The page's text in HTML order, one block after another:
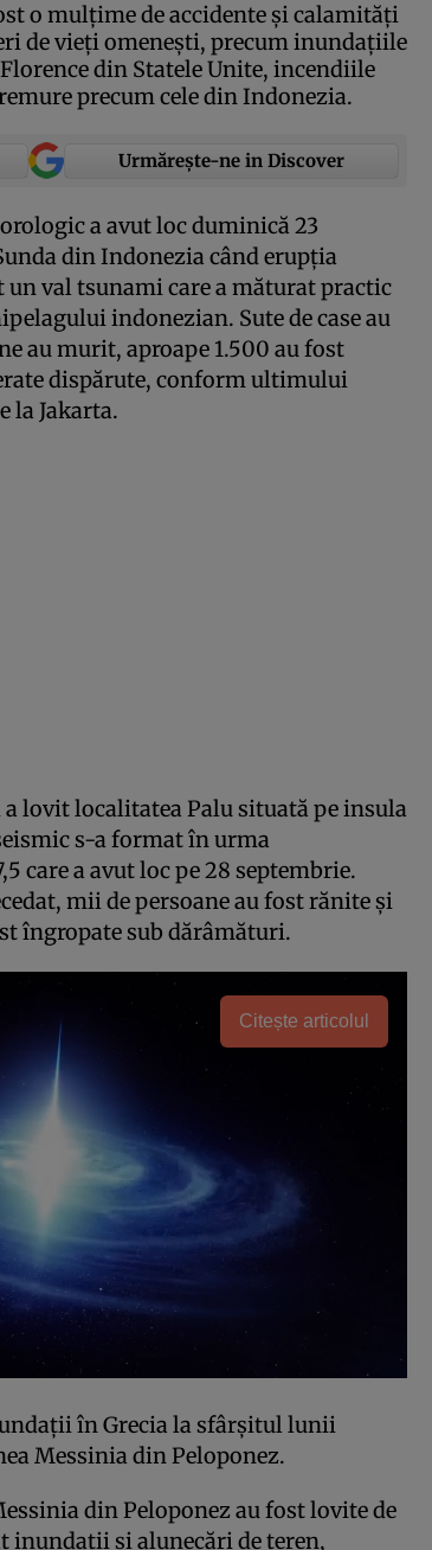
o mulţime de accidente şi calamităţi
de vieţi omeneşti, precum inundaţiile
din Statele Unite, incendiile
precum cele din Indonezia.
Urmărește-ne in Discover
a avut loc duminică 23
din Indonezia când erupţia
val tsunami care a măturat practic
indonezian. Sute de case au
au murit, aproape 1.500 au fost
dispărute, conform ultimului
la Jakarta.
lovit localitatea Palu situată pe insula
s-a format în urma
care a avut loc pe 28 septembrie.
mii de persoane au fost rănite şi
îngropate sub dărâmături.
Citește articolul
în Grecia la sfârşitul lunii
Messinia din Peloponez.
din Peloponez au fost lovite de
inundaţii şi alunecări de teren,